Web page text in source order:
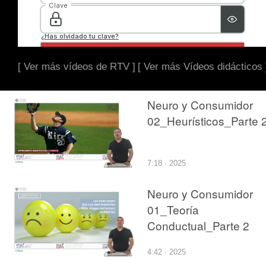
[ Ver más vídeos de RTV ] [ Ver más Vídeos didácticos
Neuro y Consumidor
02_Heurísticos_Parte
7:18 · 2025
Neuro y Consumidor
01_Teoría
Conductual_Parte 2
4:42 · 2025